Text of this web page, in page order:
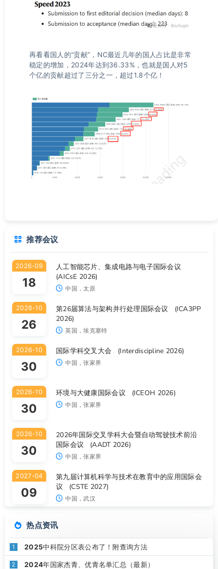
再看看国人的“贡献”，NC最近几年的国人占比是非常
稳定的增加，2024年达到36.33%，也就是国人对5
个亿的贡献超过了三分之一，超过1.8个亿！
推荐会议
2026-09
18
人工智能芯片、集成电路与电子国际会议
(AICsE 2026)
中国，太原
2026-10
26
第26届算法与架构并行处理国际会议 (ICA3PP
2026)
英国，埃克塞特
2026-10
30
国际学科交叉大会 (Interdiscipline 2026)
中国，张家界
2026-10
30
环境与大健康国际会议 (ICEOH 2026)
中国，张家界
2026-10
30
2026年国际交叉学科大会暨自动驾驶技术前沿
国际会议 (AADT 2026)
中国，张家界
2027-04
09
第九届计算机科学与技术在教育中的应用国际会
议 (CSTE 2027)
中国，武汉
热点资讯
1 2025中科院分区表公布了！附查询方法
2 2024年国家杰青、优青名单汇总（最新）